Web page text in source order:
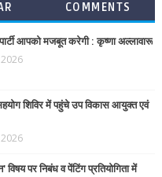
COMMENTS
आपको मजबूत करेगी : कृष्णा अल्लावारू
शिविर में पहुंचे उप विकास आयुक्त एवं
पर निबंध व पेंटिंग प्रतियोगिता में